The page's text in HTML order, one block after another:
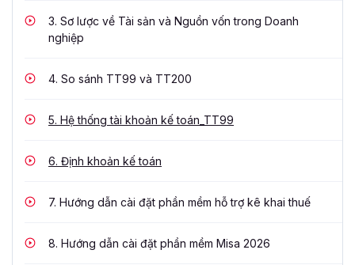
3. Sơ lược về Tài sản và Nguồn vốn trong Doanh
nghiệp
4. So sánh TT99 và TT200
5. Hệ thống tài khoản kế toán_TT99
6. Định khoản kế toán
7. Hướng dẫn cài đặt phần mềm hỗ trợ kê khai thuế
8. Hướng dẫn cài đặt phần mềm Misa 2026